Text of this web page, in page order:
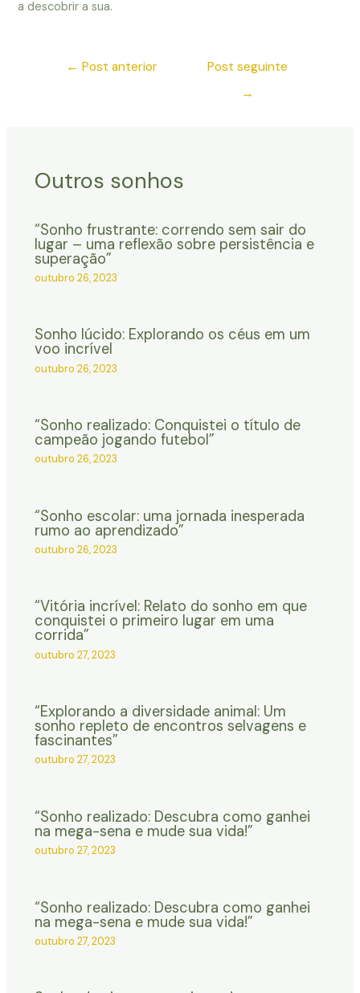
a descobrir a sua.
← Post anterior
Post seguinte
→
Outros sonhos
“Sonho frustrante: correndo sem sair do
lugar – uma reflexão sobre persistência e
superação”
outubro 26, 2023
Sonho lúcido: Explorando os céus em um
voo incrível
outubro 26, 2023
“Sonho realizado: Conquistei o título de
campeão jogando futebol”
outubro 26, 2023
“Sonho escolar: uma jornada inesperada
rumo ao aprendizado”
outubro 26, 2023
“Vitória incrível: Relato do sonho em que
conquistei o primeiro lugar em uma
corrida”
outubro 27, 2023
“Explorando a diversidade animal: Um
sonho repleto de encontros selvagens e
fascinantes”
outubro 27, 2023
“Sonho realizado: Descubra como ganhei
na mega-sena e mude sua vida!”
outubro 27, 2023
“Sonho realizado: Descubra como ganhei
na mega-sena e mude sua vida!”
outubro 27, 2023